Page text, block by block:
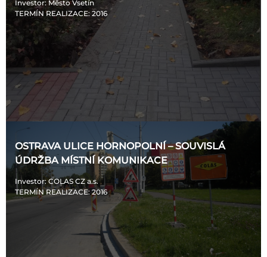
Investor: Město Vsetín
TERMÍN REALIZACE: 2016
OSTRAVA ULICE HORNOPOLNÍ – SOUVISLÁ
ÚDRŽBA MÍSTNÍ KOMUNIKACE
Investor: COLAS CZ a.s.
TERMÍN REALIZACE: 2016